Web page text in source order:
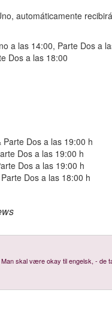
automáticamente
a las 14:00, Parte Dos a
Dos a las 18:00
Dos a las 19:00 h
Dos a las 19:00 h
Dos a las 19:00 h
Dos a las 18:00 h
skal være okay til engelsk, - de